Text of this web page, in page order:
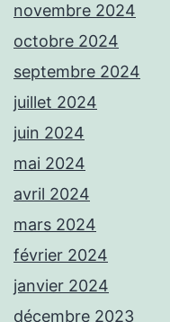
novembre 2024
octobre 2024
septembre 2024
juillet 2024
juin 2024
mai 2024
avril 2024
mars 2024
février 2024
janvier 2024
décembre 2023